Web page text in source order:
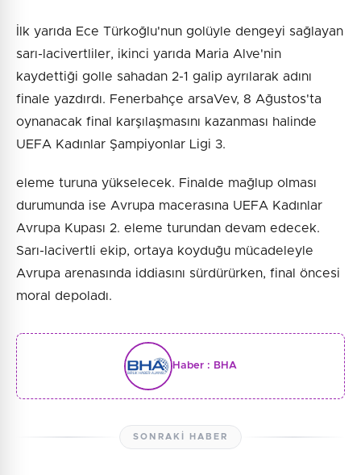
İlk yarıda Ece Türkoğlu'nun golüyle dengeyi sağlayan
sarı-lacivertliler, ikinci yarıda Maria Alve'nin
kaydettiği golle sahadan 2-1 galip ayrılarak adını
finale yazdırdı. Fenerbahçe arsaVev, 8 Ağustos'ta
oynanacak final karşılaşmasını kazanması halinde
UEFA Kadınlar Şampiyonlar Ligi 3.
eleme turuna yükselecek. Finalde mağlup olması
durumunda ise Avrupa macerasına UEFA Kadınlar
Avrupa Kupası 2. eleme turundan devam edecek.
Sarı-lacivertli ekip, ortaya koyduğu mücadeleyle
Avrupa arenasında iddiasını sürdürürken, final öncesi
moral depoladı.
Haber : BHA
SONRAKI HABER